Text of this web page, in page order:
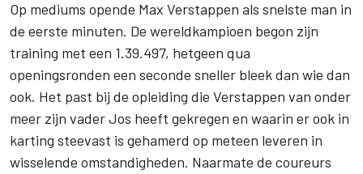
Op mediums opende Max Verstappen als snelste man in
de eerste minuten. De wereldkampioen begon zijn
training met een 1.39.497, hetgeen qua
openingsronden een seconde sneller bleek dan wie dan
ook. Het past bij de opleiding die Verstappen van onder
meer zijn vader Jos heeft gekregen en waarin er ook in
karting steevast is gehamerd op meteen leveren in
wisselende omstandigheden. Naarmate de coureurs